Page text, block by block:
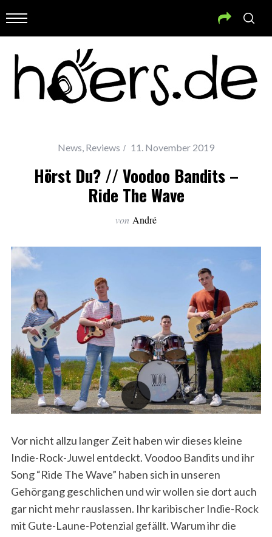
News, Reviews 11. November 2019
Hörst Du? // Voodoo Bandits –
Ride The Wave
von André
Vor nicht allzu langer Zeit haben wir dieses kleine
Indie-Rock-Juwel entdeckt. Voodoo Bandits und ihr
Song “Ride The Wave” haben sich in unseren
Gehörgang geschlichen und wir wollen sie dort auch
gar nicht mehr rauslassen. Ihr karibischer Indie-Rock
mit Gute-Laune-Potenzial gefällt. Warum ihr die